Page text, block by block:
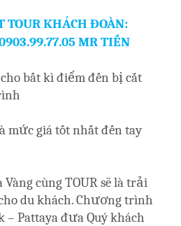
TOUR KHÁCH ĐOÀN:
MR TIẾN
bất kì điểm đến bị cắt
mức giá tốt nhất đến tay
cùng TOUR sẽ là trải
du khách. Chương trình
– Pattaya đưa Quý khách